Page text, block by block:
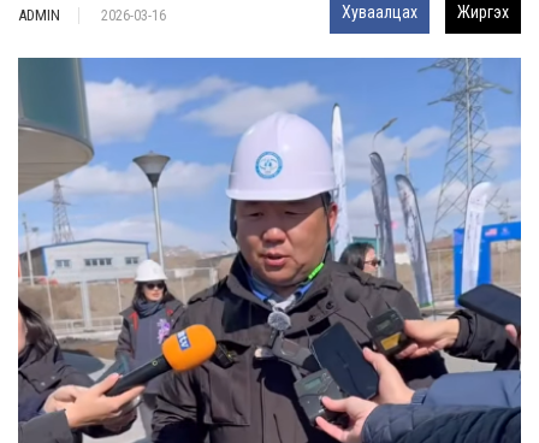
ADMIN 2026-03-16 Хуваалцах Жиргэх